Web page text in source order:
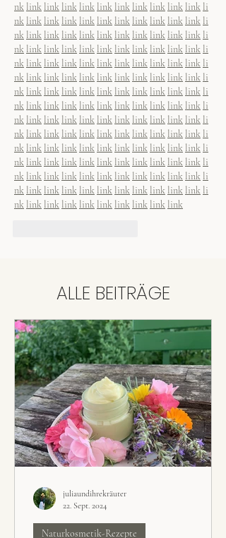
nk link link link link link link link link link link li
nk link link link link link link link link link link li
nk link link link link link link link link link link li
nk link link link link link link link link link link li
nk link link link link link link link link link link li
nk link link link link link link link link link link li
nk link link link link link link link link link link li
nk link link link link link link link link link link li
nk link link link link link link link link link link li
nk link link link link link link link link link link li
nk link link link link link link link link link link li
nk link link link link link link link link link link li
nk link link link link link link link link link link li
nk link link link link link link link link link link li
nk link link link link link link link link link
ALLE BEITRÄGE
Naturkosmetik-Rezepte
juliaundihrekräuter
22. Sept. 2024